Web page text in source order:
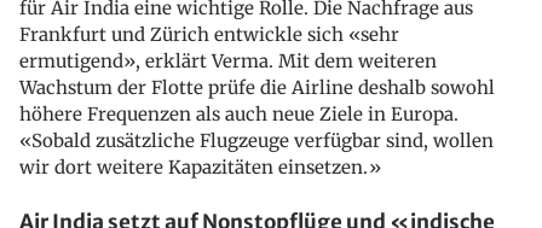
für Air India eine wichtige Rolle. Die Nachfrage aus
Frankfurt und Zürich entwickle sich «sehr
ermutigend», erklärt Verma. Mit dem weiteren
Wachstum der Flotte prüfe die Airline deshalb sowohl
höhere Frequenzen als auch neue Ziele in Europa.
«Sobald zusätzliche Flugzeuge verfügbar sind, wollen
wir dort weitere Kapazitäten einsetzen.»
Air India setzt auf Nonstopflüge und «indische